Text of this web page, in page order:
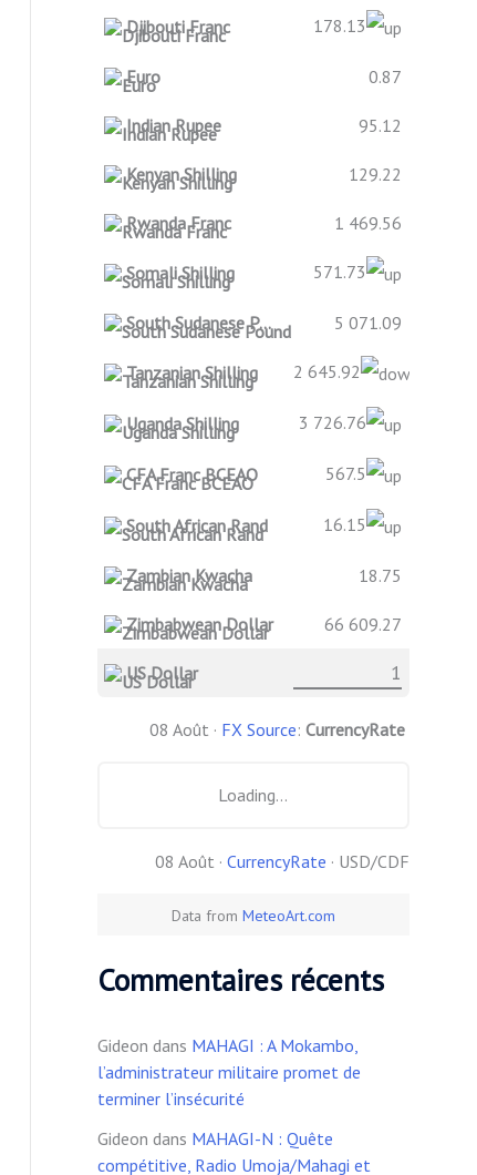
Djibouti Franc 178.13
Euro 0.87
Indian Rupee 95.12
Kenyan Shilling 129.22
Rwanda Franc 1 469.56
Somali Shilling 571.73
South Sudanese Pound 5 071.09
Tanzanian Shilling 2 645.92
Uganda Shilling 3 726.76
CFA Franc BCEAO 567.5
South African Rand 16.15
Zambian Kwacha 18.75
Zimbabwean Dollar 66 609.27
US Dollar
08 Août · FX Source: CurrencyRate
Loading...
08 Août · CurrencyRate · USD/CDF
Data from MeteoArt.com
Commentaires récents
Gideon dans MAHAGI : A Mokambo,
l’administrateur militaire promet de
terminer l’insécurité
Gideon dans MAHAGI-N : Quête
compétitive, Radio Umoja/Mahagi et